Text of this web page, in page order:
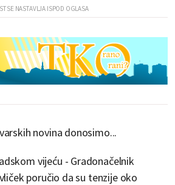
novina donosimo...
vijeću - Gradonačelnik
poručio da su tenzije oko